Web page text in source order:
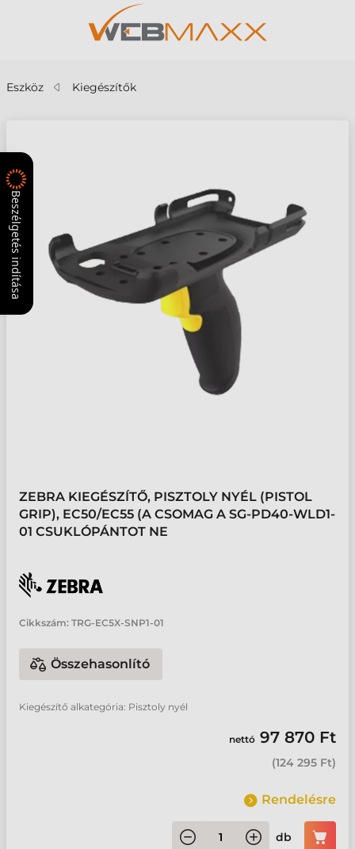
Eszköz Kiegészítők
ZEBRA KIEGÉSZÍTŐ, PISZTOLY NYÉL (PISTOL
GRIP), EC50/EC55 (A CSOMAG A SG-PD40-WLD1-
01 CSUKLÓPÁNTOT NE
Cikkszám: TRG-EC5X-SNP1-01
Összehasonlító
Kiegészítő alkategória: Pisztoly nyél
nettó 97 870 Ft
(124 295 Ft)
Rendelésre
db
Beszélgetés indítása